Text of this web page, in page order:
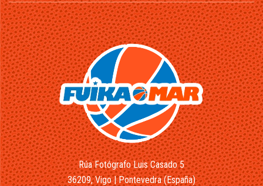
Rúa Fotógrafo Luis Casado 5
36209, Vigo | Pontevedra (España)